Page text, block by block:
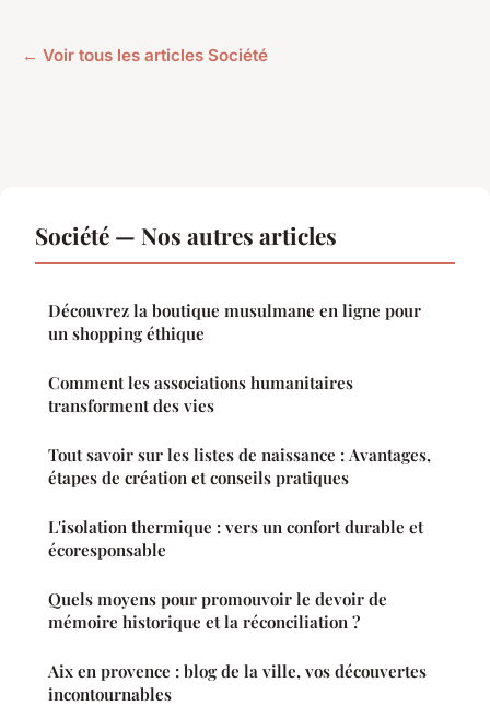
← Voir tous les articles Société
Société — Nos autres articles
Découvrez la boutique musulmane en ligne pour
un shopping éthique
Comment les associations humanitaires
transforment des vies
Tout savoir sur les listes de naissance : Avantages,
étapes de création et conseils pratiques
L'isolation thermique : vers un confort durable et
écoresponsable
Quels moyens pour promouvoir le devoir de
mémoire historique et la réconciliation ?
Aix en provence : blog de la ville, vos découvertes
incontournables